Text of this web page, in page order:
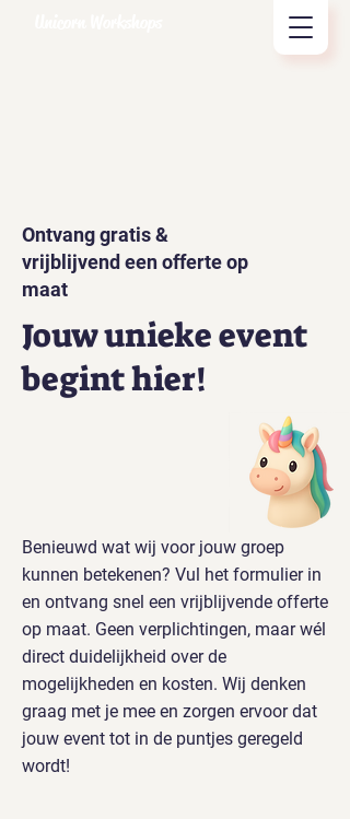
Ontvang gratis &
vrijblijvend een offerte op
maat
Jouw unieke event
begint hier!
Benieuwd wat wij voor jouw groep
kunnen betekenen? Vul het formulier in
en ontvang snel een vrijblijvende offerte
op maat. Geen verplichtingen, maar wél
direct duidelijkheid over de
mogelijkheden en kosten. Wij denken
graag met je mee en zorgen ervoor dat
jouw event tot in de puntjes geregeld
wordt!